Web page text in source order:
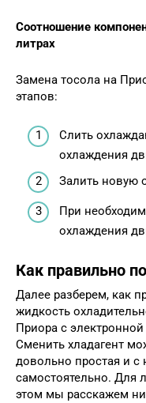
Соотношение
литрах
Замена тосола на
этапов:
Слить
охлаждения
Залить новую
При
охлаждения
Как правильно
Далее разберем, как
жидкость
Приора с
Сменить хладагент
довольно простая и
самостоятельно. Для
этом мы расскажем